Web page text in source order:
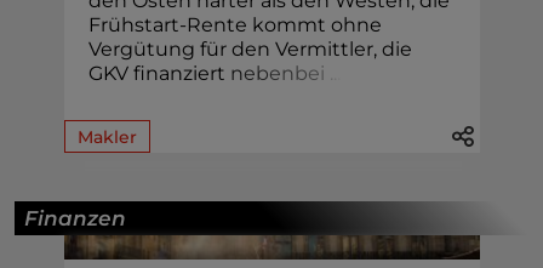
Frühstart-Rente kommt ohne
Vergütung für den Vermittler, die
GKV finanziert nebenbei
Makler
Finanzen